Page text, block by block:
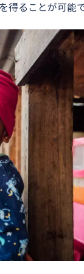
得ることが可能